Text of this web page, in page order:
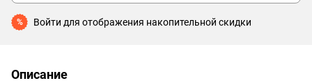
% Войти для отображения накопительной скидки
Описание